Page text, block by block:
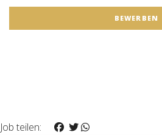
BEWERBEN
Job teilen: